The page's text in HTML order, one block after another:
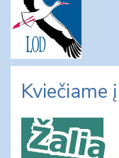
content
Kviečiame